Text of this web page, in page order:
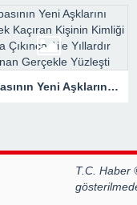
Babasının Yeni Aşklarını Tek Tek Kaçıran Kişinin Kimliği Ortaya Çıkınca Aile Yıllardır Saklanan Gerçekle Yüzleşti
T.C. Haber